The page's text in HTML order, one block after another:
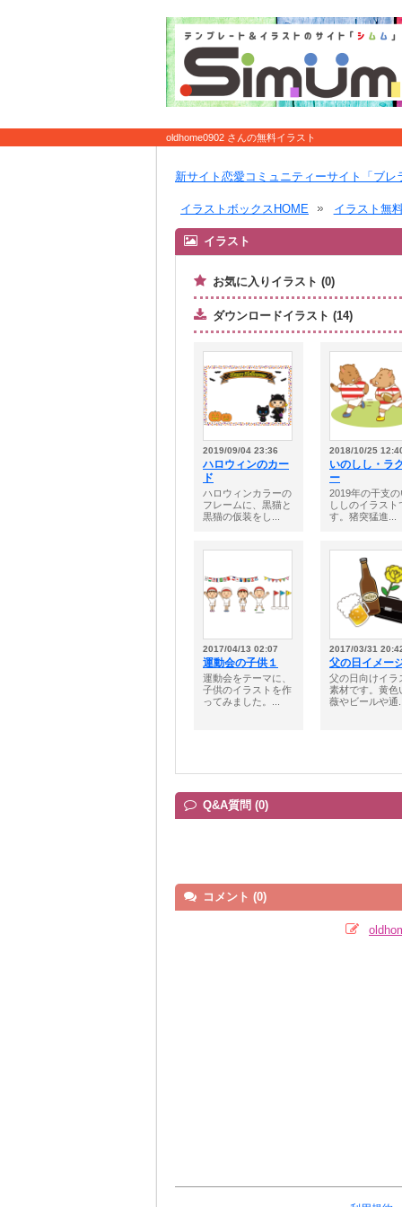
oldhome0902 さんの無料イラスト
新サイト恋愛コミュニティーサイト「ブレ
イラストボックスHOME イラスト無
イラスト
お気に入りイラスト (0)
ダウンロードイラスト (14)
2019/09/04 23:36
ハロウィンのカー
ド
ハロウィンカラーの
フレームに、黒猫と
黒猫の仮装をし...
2018/10/25
いのしし・ラ
ー
2019年の干支
ししのイラスト
す。猪突猛進...
2017/04/13 02:07
運動会の子供１
運動会をテーマに、
子供のイラストを作
ってみました。...
2017/03/31
父の日イメー
父の日向けイラ
素材です。黄色
薇やビールや通
Q&A質問 (0)
コメント (0)